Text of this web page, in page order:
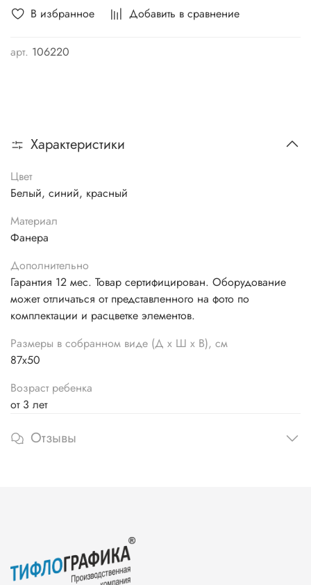
В избранное Добавить в сравнение
арт. 106220
Характеристики
Цвет
Белый, синий, красный
Материал
Фанера
Дополнительно
Гарантия 12 мес. Товар сертифицирован. Оборудование
может отличаться от представленного на фото по
комплектации и расцветке элементов.
Размеры в собранном виде (Д х Ш х В), см
87х50
Возраст ребенка
от 3 лет
Отзывы